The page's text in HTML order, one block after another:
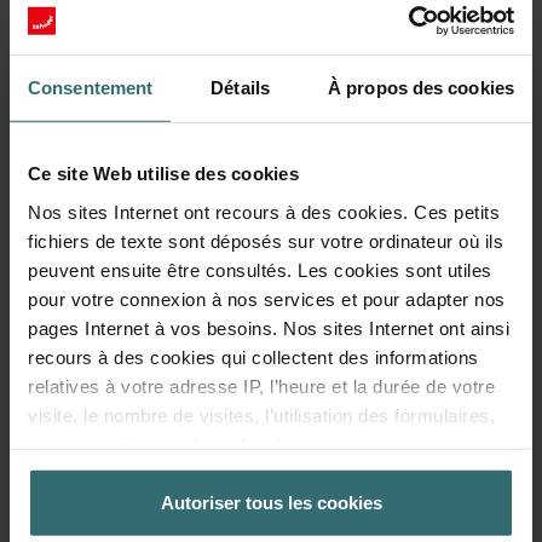
Consentement Détails À propos des cookies
Ce site Web utilise des cookies
Nos sites Internet ont recours à des cookies. Ces petits
fichiers de texte sont déposés sur votre ordinateur où ils
peuvent ensuite être consultés. Les cookies sont utiles
pour votre connexion à nos services et pour adapter nos
pages Internet à vos besoins. Nos sites Internet ont ainsi
recours à des cookies qui collectent des informations
relatives à votre adresse IP, l’heure et la durée de votre
visite, le nombre de visites, l’utilisation des formulaires,
réglages concernant les favoris sur nos sites Internet. La
durée de stockage des cookies est variable.
Autoriser tous les cookies
Kit de filtres de protection du système
Vous souhaitez garantir une ventilation optimale de votre maison ?
Il est donc important d'entretenir correctement votre système de
ventilation. Pour ce faire, remplacez les filtres de l'unité de
Ce kit de filtres remplit deux fonctions. Tout d'abord, il améliore
votre confort en filtrant les particules grossières de l'air extérieur
avant qu'il ne soit insufflé dans vos pièces à vivre. Ceci empêche
les insectes, le sable, la poussière et bien d'autres éléments
indésirables de pénétrer chez vous. Parallèlement, les filtres
empêchent l'accumulation de saletés dans votre unité de
ventilation Zehnder ComfoAir Q/E. Ceci prolonge la durée de vie
de votre système et réduit la consommation d'énergie.
180 jours de protection
Ce jeu de filtres vous protège, vous et votre système de
ventilation, pendant environ 180 jours. Sa conception plissée